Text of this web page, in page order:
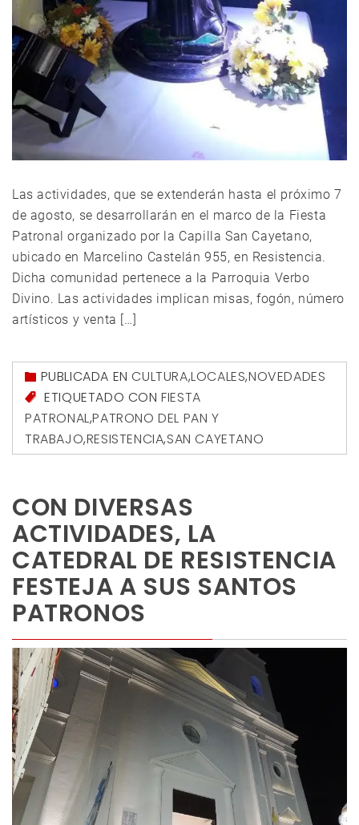
Las actividades, que se extenderán hasta el próximo 7
de agosto, se desarrollarán en el marco de la Fiesta
Patronal organizado por la Capilla San Cayetano,
ubicado en Marcelino Castelán 955, en Resistencia.
Dicha comunidad pertenece a la Parroquia Verbo
Divino. Las actividades implican misas, fogón, número
artísticos y venta […]
PUBLICADA ENCULTURA,LOCALES,NOVEDADES
ETIQUETADO CONFIESTA
PATRONAL,PATRONO DEL PAN Y
TRABAJO,RESISTENCIA,SAN CAYETANO
CON DIVERSAS
ACTIVIDADES, LA
CATEDRAL DE RESISTENCIA
FESTEJA A SUS SANTOS
PATRONOS